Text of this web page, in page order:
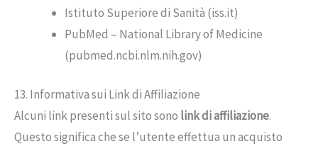
Istituto Superiore di Sanità (iss.it)
PubMed – National Library of Medicine
(pubmed.ncbi.nlm.nih.gov)
13. Informativa sui Link di Affiliazione
Alcuni link presenti sul sito sono link di affiliazione.
Questo significa che se l’utente effettua un acquisto